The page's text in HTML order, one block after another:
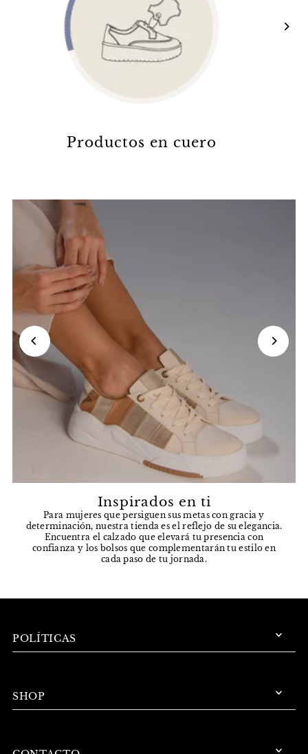
Productos en cuero
Inspirados en ti
Para mujeres que persiguen sus metas con gracia y
determinación, nuestra tienda es el reflejo de su elegancia.
Encuentra el calzado que elevará tu presencia con
confianza y los bolsos que complementarán tu estilo en
cada paso de tu jornada.
POLÍTICAS
SHOP